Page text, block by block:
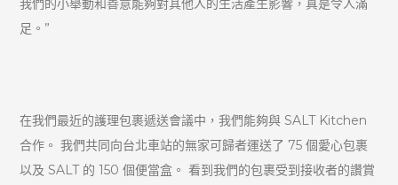
我們的小舉動和善意能夠對其他人的生活產生影響，真是令人滿
足。”
在我們最近的護理包裹遞送會議中，我們能夠與 SALT Kitchen
合作。 我們共同向台北車站的無家可歸者運送了 75 個愛心包裹
以及 SALT 的 150 個便當盒。 看到我們的包裹受到接收者的讚賞